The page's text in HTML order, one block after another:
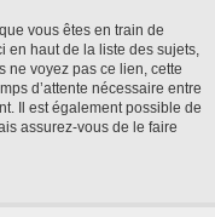
vous êtes en train de
en haut de la liste des sujets,
ne voyez pas ce lien, cette
d’attente nécessaire entre
Il est également possible de
assurez-vous de le faire